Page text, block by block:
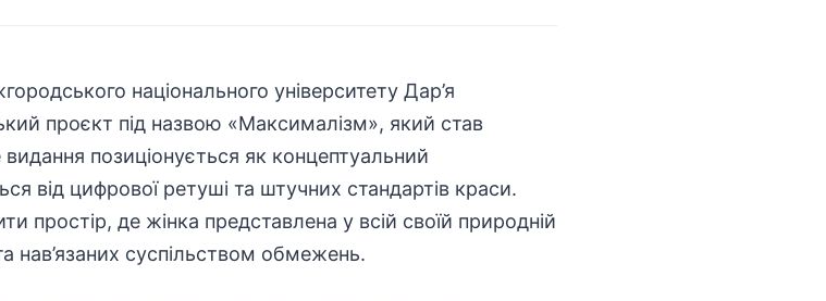
національного університету Дар’я
проєкт під назвою «Максималізм», який став
позиціонується як концептуальний
від цифрової ретуші та штучних стандартів краси.
простір, де жінка представлена у всій своїй природній
нав’язаних суспільством обмежень.